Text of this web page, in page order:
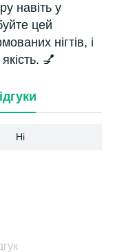
навіть у
цей
нігтів, і
💅
Ні